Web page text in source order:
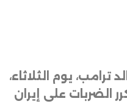
ترامب، يوم الثلاثاء،
الضربات على إيران